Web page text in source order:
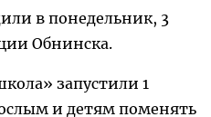
в понедельник, 3
Обнинска.
запустили 1
и детям поменять